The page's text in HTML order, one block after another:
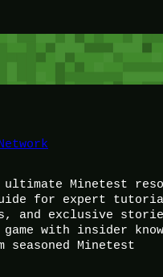
ultimate Minetest
for expert
and exclusive
with insider
seasoned Minetest